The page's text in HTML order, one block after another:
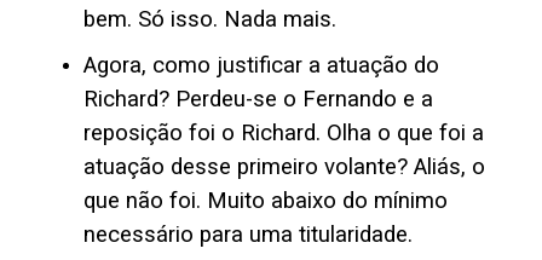
bem. Só isso. Nada mais.
Agora, como justificar a atuação do
Richard? Perdeu-se o Fernando e a
reposição foi o Richard. Olha o que foi a
atuação desse primeiro volante? Aliás, o
que não foi. Muito abaixo do mínimo
necessário para uma titularidade.